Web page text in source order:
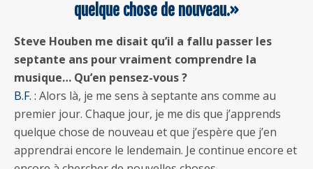
quelque chose de nouveau.»
Steve Houben me disait qu’il a fallu passer les
septante ans pour vraiment comprendre la
musique… Qu’en pensez-vous ?
B.F. : Alors là, je me sens à septante ans comme au
premier jour. Chaque jour, je me dis que j’apprends
quelque chose de nouveau et que j’espère que j’en
apprendrai encore le lendemain. Je continue encore et